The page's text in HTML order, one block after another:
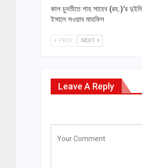
কাল চুনতীতে শাহ সাহেব (রহ.)’র
ইসালে সওয়াব মাহফিল
PREV NEXT
Leave A Reply